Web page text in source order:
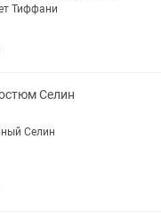
Тиффани
Селин
Селин